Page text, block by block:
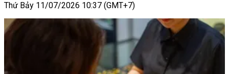
Thứ Bảy 11/07/2026 10:37 (GMT+7)